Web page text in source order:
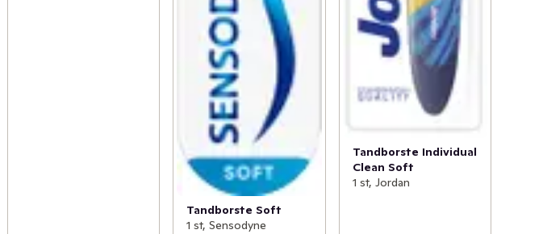
Tandborste Soft
1 st, Sensodyne
Tandborste Individual
Clean Soft
1 st, Jordan